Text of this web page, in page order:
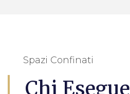
Spazi Confinati
Chi Esegue